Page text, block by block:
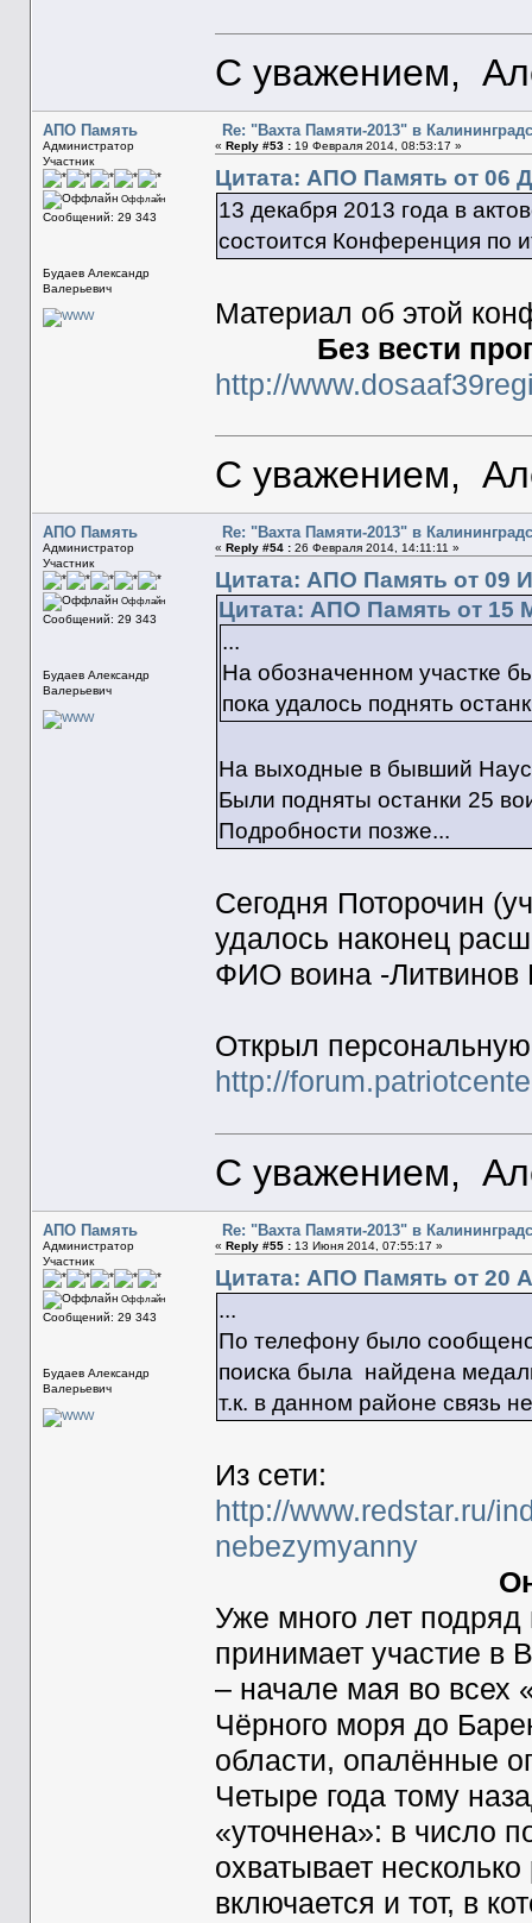
С уважением,
АПО Память
Администратор
Участник
Оффлайн
Сообщений: 29 343
Будаев Александр
Валерьевич
Re: "Вахта Памяти-2013" в
« Reply #53 :19 Февраля 2014, 08:53:17 »
Цитата: АПО Память от 06
13 декабря 2013 года в
состоится Конференция по
Материал об этой
Без вести
http://
С уважением,
АПО Память
Администратор
Участник
Оффлайн
Сообщений: 29 343
Будаев Александр
Валерьевич
Re: "Вахта Памяти-2013" в
« Reply #54 :26 Февраля 2014, 14:11:11 »
Цитата: АПО Память от 09
Цитата: АПО Память от 15
...
На обозначенном участке
пока удалось поднять
На выходные в бывший
Были подняты останки 25
Подробности позже...
Сегодня Поторочин
удалось наконец
ФИО воина -Литвинов
Открыл
http://
С уважением,
АПО Память
Администратор
Участник
Оффлайн
Сообщений: 29 343
Будаев Александр
Валерьевич
Re: "Вахта Памяти-2013" в
« Reply #55 :13 Июня 2014, 07:55:17 »
Цитата: АПО Память от 20
...
По телефону было
поиска была найдена
т.к. в данном районе связь
Из сети:
http://www.redstar.ru/
nebezymyanny
Уже много лет подряд
принимает участие в
– начале мая во всех
Чёрного моря до
области, опалённые
Четыре года тому
«уточнена»: в число
охватывает
включается и тот, в